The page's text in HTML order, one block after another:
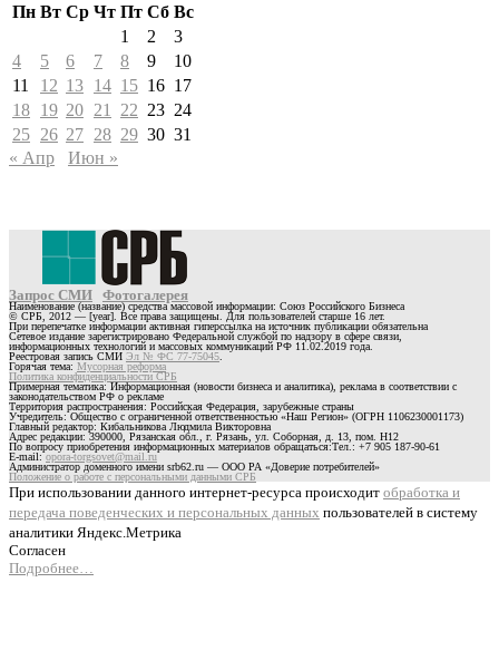
Пн Вт Ср Чт Пт Сб Вс
1
2
3
4
5 6 7 8 9
10
11
12 13 14 15 16 17
18 19 20 21 22 23 24
25 26 27 28 29 30 31
« Апр
Июн »
Запрос СМИ Фотогалерея
Наименование (название) средства массовой информации: Союз Российского Бизнеса
© СРБ, 2012 — [year]. Все права защищены. Для пользователей старше 16 лет.
При перепечатке информации активная гиперссылка на источник публикации обязательна
Сетевое издание зарегистрировано Федеральной службой по надзору в сфере связи,
информационных технологий и массовых коммуникаций РФ 11.02.2019 года.
Реестровая запись СМИ Эл № ФС 77-75045
Горячая тема: Мусорная реформа
Политика конфиденциальности СРБ
Примерная тематика: Информационная (новости бизнеса и аналитика), реклама в соответствии с
законодательством РФ о рекламе
Территория распространения: Российская Федерация, зарубежные страны
Учредитель: Общество с ограниченной ответственностью «Наш Регион» (ОГРН 1106230001173)
Главный редактор: Кибальникова Людмила Викторовна
Адрес редакции: 390000, Рязанская обл., г. Рязань, ул. Соборная, д. 13, пом. Н12
По вопросу приобретения информационных материалов обращаться:Тел.: +7 905 187-90-61
E-mail:opora-torgsovet@mail.ru
Администратор доменного имени srb62.ru — ООО РА «Доверие потребителей»
Положение о работе с персональными данными СРБ
При использовании данного интернет-ресурса происходит обработка и
передача поведенческих и персональных данных пользователей в систему
аналитики Яндекс.Метрика
Согласен
Подробнее…